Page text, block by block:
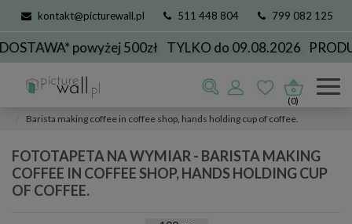
kontakt@picturewall.pl 511 448 804 799 082 125
powyżej 500zł TYLKO do 09.08.2026
(0)
Fototapety do kawiarni
Barista making coffee in coffee shop, hands holding cup of coffee.
FOTOTAPETA NA WYMIAR - BARISTA MAKING
COFFEE IN COFFEE SHOP, HANDS HOLDING CUP
OF COFFEE.